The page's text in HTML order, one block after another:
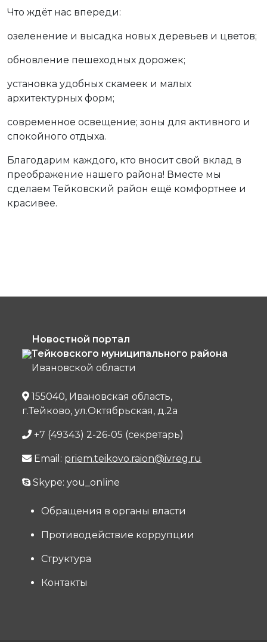
Что ждёт нас впереди:
озеленение и высадка новых деревьев и цветов;
обновление пешеходных дорожек;
установка удобных скамеек и малых
архитектурных форм;
современное освещение; зоны для активного и
спокойного отдыха.
Благодарим каждого, кто вносит свой вклад в
преображение нашего района! Вместе мы
сделаем Тейковский район ещё комфортнее и
красивее.
Новостной портал
Тейковского муниципального района
Ивановской области
155040, Ивановская область,
г.Тейково, ул.Октябрьская, д.2а
+7 (49343) 2-26-05 (секретарь)
Email: priem.teikovo.raion@ivreg.ru
Skype: you_online
Обращения в органы власти
Противодействие коррупции
Структура
Контакты